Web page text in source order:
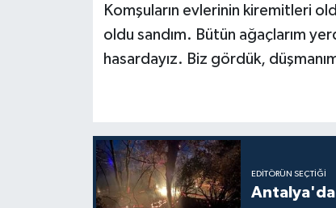
Komşuların evlerinin kiremitleri
oldu sandım. Bütün ağaçlarım
hasardayız. Biz gördük,
EDITÖRÜN SEÇTIĞI
Antalya'da